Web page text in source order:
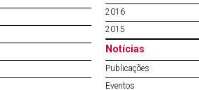
2016
2015
Notícias
Publicações
Eventos